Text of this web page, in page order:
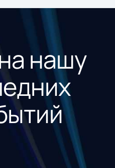
нашу